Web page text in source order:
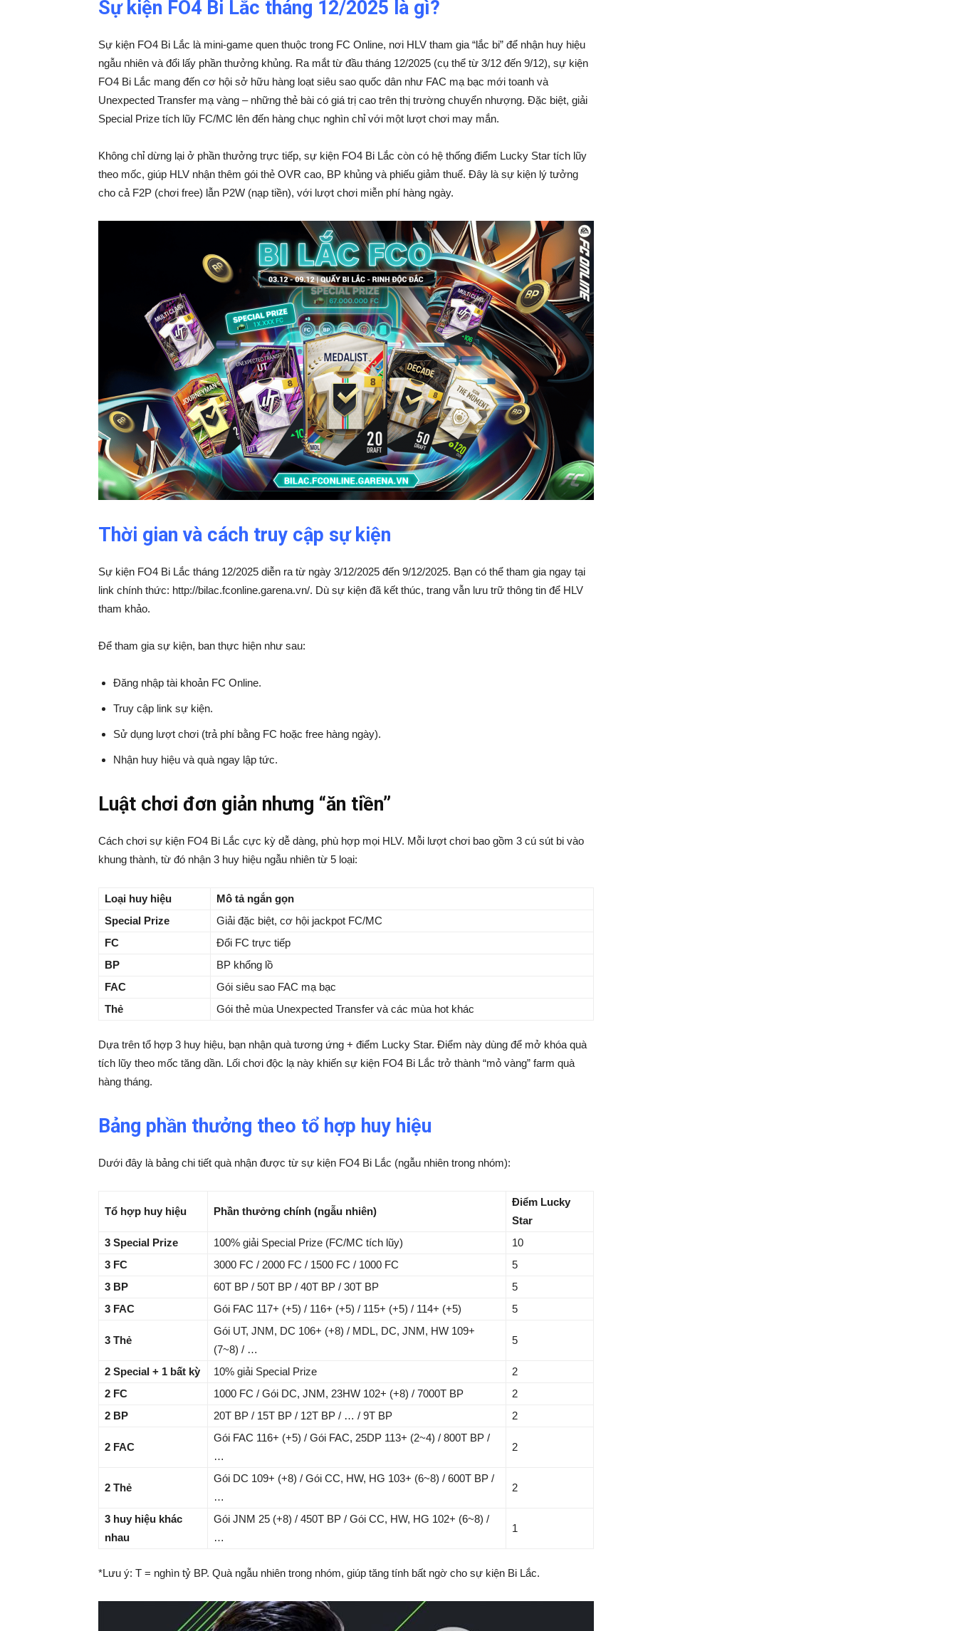
Sự kiện FO4 Bi Lắc tháng 12/2025 là gì?
Sự kiện FO4 Bi Lắc là mini-game quen thuộc trong FC Online, nơi HLV tham gia “lắc bi” để nhận huy hiệu
ngẫu nhiên và đổi lấy phần thưởng khủng. Ra mắt từ đầu tháng 12/2025 (cụ thể từ 3/12 đến 9/12), sự kiện
FO4 Bi Lắc mang đến cơ hội sở hữu hàng loạt siêu sao quốc dân như FAC mạ bạc mới toanh và
Unexpected Transfer mạ vàng – những thẻ bài có giá trị cao trên thị trường chuyển nhượng. Đặc biệt, giải
Special Prize tích lũy FC/MC lên đến hàng chục nghìn chỉ với một lượt chơi may mắn.
Không chỉ dừng lại ở phần thưởng trực tiếp, sự kiện FO4 Bi Lắc còn có hệ thống điểm Lucky Star tích lũy
theo mốc, giúp HLV nhận thêm gói thẻ OVR cao, BP khủng và phiếu giảm thuế. Đây là sự kiện lý tưởng
cho cả F2P (chơi free) lẫn P2W (nạp tiền), với lượt chơi miễn phí hàng ngày.
Thời gian và cách truy cập sự kiện
Sự kiện FO4 Bi Lắc tháng 12/2025 diễn ra từ ngày 3/12/2025 đến 9/12/2025. Bạn có thể tham gia ngay tại
link chính thức: http://bilac.fconline.garena.vn/. Dù sự kiện đã kết thúc, trang vẫn lưu trữ thông tin để HLV
tham khảo.
Để tham gia sự kiện, ban thực hiện như sau:
Đăng nhập tài khoản FC Online.
Truy cập link sự kiện.
Sử dụng lượt chơi (trả phí bằng FC hoặc free hàng ngày).
Nhận huy hiệu và quà ngay lập tức.
Luật chơi đơn giản nhưng “ăn tiền”
Cách chơi sự kiện FO4 Bi Lắc cực kỳ dễ dàng, phù hợp mọi HLV. Mỗi lượt chơi bao gồm 3 cú sút bi vào
khung thành, từ đó nhận 3 huy hiệu ngẫu nhiên từ 5 loại:
Loại huy hiệu
Mô tả ngắn gọn
Special Prize
Giải đặc biệt, cơ hội jackpot FC/MC
FC
Đổi FC trực tiếp
BP
BP khổng lồ
FAC
Gói siêu sao FAC mạ bạc
Thẻ
Gói thẻ mùa Unexpected Transfer và các mùa hot khác
Dựa trên tổ hợp 3 huy hiệu, bạn nhận quà tương ứng + điểm Lucky Star. Điểm này dùng để mở khóa quà
tích lũy theo mốc tăng dần. Lối chơi độc lạ này khiến sự kiện FO4 Bi Lắc trở thành “mỏ vàng” farm quà
hàng tháng.
Bảng phần thưởng theo tổ hợp huy hiệu
Dưới đây là bảng chi tiết quà nhận được từ sự kiện FO4 Bi Lắc (ngẫu nhiên trong nhóm):
Tổ hợp huy hiệu Phần thưởng chính (ngẫu nhiên)
Điểm Lucky
Star
3 Special Prize
100% giải Special Prize (FC/MC tích lũy)
10
3 FC
3000 FC / 2000 FC / 1500 FC / 1000 FC
5
3 BP
60T BP / 50T BP / 40T BP / 30T BP
5
3 FAC
Gói FAC 117+ (+5) / 116+ (+5) / 115+ (+5) / 114+ (+5) 5
3 Thẻ
Gói UT, JNM, DC 106+ (+8) / MDL, DC, JNM, HW 109+
(7~8) / …
5
2 Special + 1 bất kỳ 10% giải Special Prize
2
2 FC
1000 FC / Gói DC, JNM, 23HW 102+ (+8) / 7000T BP
2
2 BP
20T BP / 15T BP / 12T BP / … / 9T BP 2
2 FAC
Gói FAC 116+ (+5) / Gói FAC, 25DP 113+ (2~4) / 800T BP /
…
2
2 Thẻ
Gói DC 109+ (+8) / Gói CC, HW, HG 103+ (6~8) / 600T BP /
…
2
3 huy hiệu khác
nhau
Gói JNM 25 (+8) / 450T BP / Gói CC, HW, HG 102+ (6~8) /
…
1
*Lưu ý: T = nghìn tỷ BP. Quà ngẫu nhiên trong nhóm, giúp tăng tính bất ngờ cho sự kiện Bi Lắc.